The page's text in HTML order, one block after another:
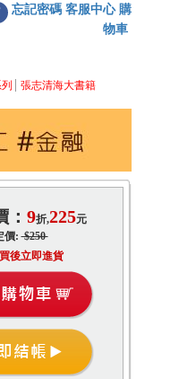
忘記密碼 客服中心 購
物車
張志清海大書籍
： 9折,225元
價:$250
後立即進貨